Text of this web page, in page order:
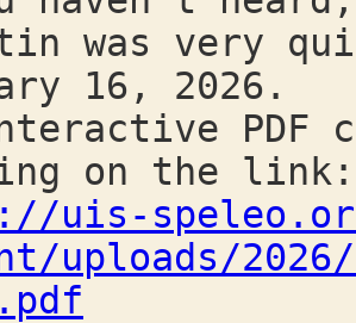
was very
16, 2026.
PDF
on the link:
uis-
uploads/